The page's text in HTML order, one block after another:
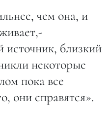
чем она, и
источник, близкий
некоторые
пока все
они справятся».